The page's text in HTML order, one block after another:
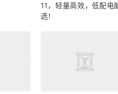
11，轻量高效，低配电
选！